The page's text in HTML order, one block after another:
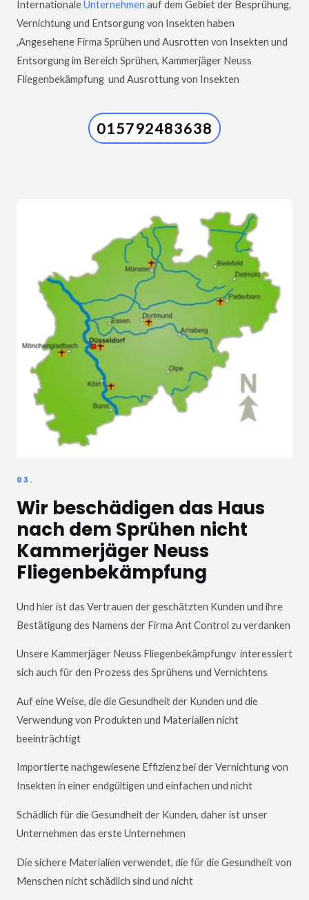
InternationaleUnternehmen auf dem Gebiet der Besprühung,
Vernichtung und Entsorgung von Insekten haben
,Angesehene Firma Sprühen und Ausrotten von Insekten und
Entsorgung im Bereich Sprühen, Kammerjäger Neuss
Fliegenbekämpfung und Ausrottung von Insekten
015792483638
03.
Wir beschädigen das Haus
nach dem Sprühen nicht
Kammerjäger Neuss
Fliegenbekämpfung
Und hier ist das Vertrauen der geschätzten Kunden und ihre
Bestätigung des Namens der Firma Ant Control zu verdanken
Unsere Kammerjäger Neuss Fliegenbekämpfungv interessiert
sich auch für den Prozess des Sprühens und Vernichtens
Auf eine Weise, die die Gesundheit der Kunden und die
Verwendung von Produkten und Materialien nicht
beeinträchtigt
Importierte nachgewiesene Effizienz bei der Vernichtung von
Insekten in einer endgültigen und einfachen und nicht
Schädlich für die Gesundheit der Kunden, daher ist unser
Unternehmen das erste Unternehmen
Die sichere Materialien verwendet, die für die Gesundheit von
Menschen nicht schädlich sind und nicht